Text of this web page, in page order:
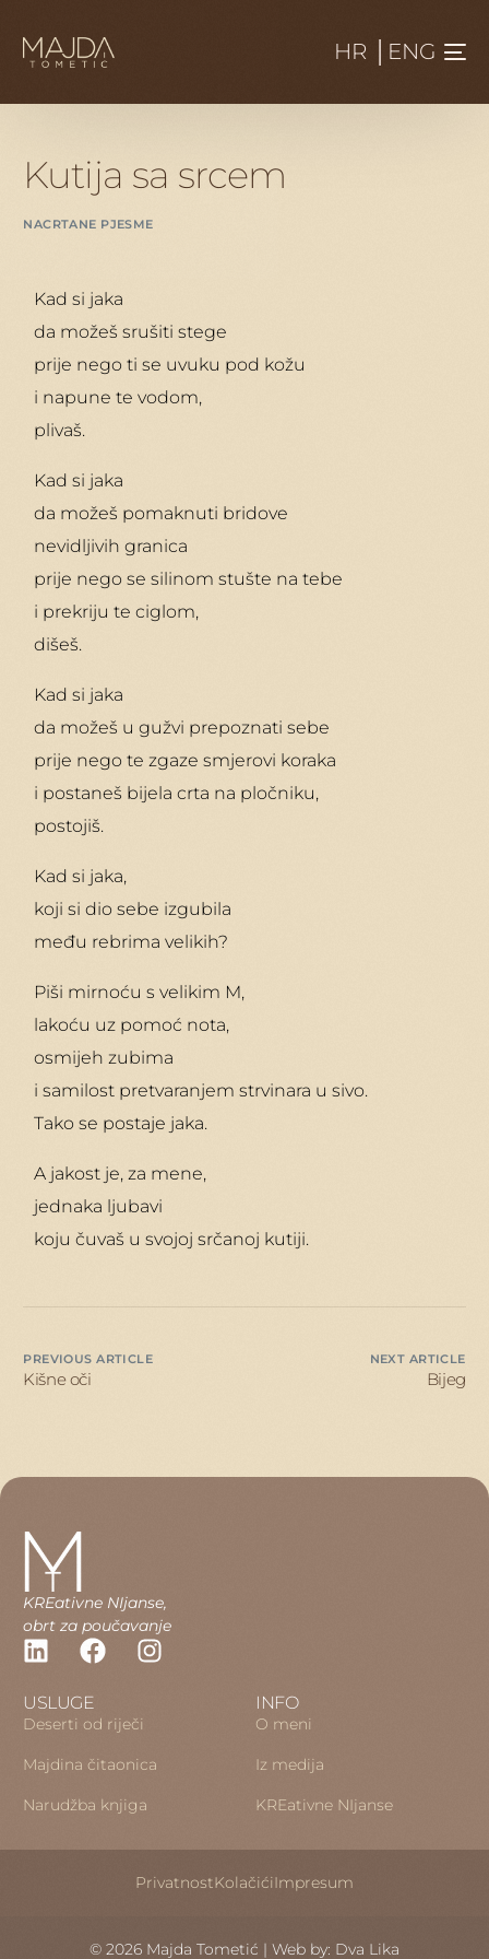
HR ENG
Kutija sa srcem
NACRTANE PJESME
Kad si jaka
da možeš srušiti stege
prije nego ti se uvuku pod kožu
i napune te vodom,
plivaš.
Kad si jaka
da možeš pomaknuti bridove
nevidljivih granica
prije nego se silinom stušte na tebe
i prekriju te ciglom,
dišeš.
Kad si jaka
da možeš u gužvi prepoznati sebe
prije nego te zgaze smjerovi koraka
i postaneš bijela crta na pločniku,
postojiš.
Kad si jaka,
koji si dio sebe izgubila
među rebrima velikih?
Piši mirnoću s velikim M,
lakoću uz pomoć nota,
osmijeh zubima
i samilost pretvaranjem strvinara u sivo.
Tako se postaje jaka.
A jakost je, za mene,
jednaka ljubavi
koju čuvaš u svojoj srčanoj kutiji.
PREVIOUS ARTICLE
Kišne oči
NEXT ARTICLE
Bijeg
KREativne NIjanse,
obrt za poučavanje
USLUGE
Deserti od riječi
Majdina čitaonica
Narudžba knjiga
INFO
O meni
Iz medija
KREativne NIjanse
PrivatnostKolačićiImpresum
© 2026 Majda Tometić | Web by: Dva Lika